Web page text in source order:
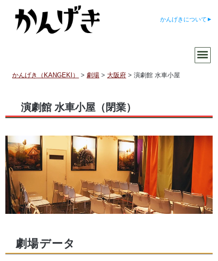
かんげきについて
かんげき（KANGEKI） >劇場 > 大阪府 >演劇館 水車小屋
演劇館 水車小屋 （閉業）
劇場データ